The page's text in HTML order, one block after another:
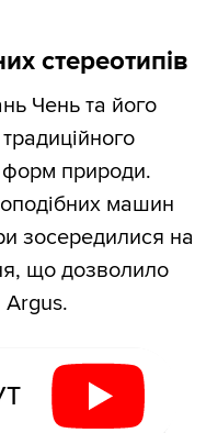
стереотипів
Чень та його
природи.
машин
зосередилися на
що дозволило
Argus.